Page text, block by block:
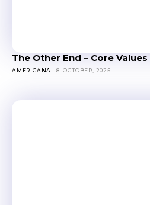
The Other End – Core Values
AMERICANA 8. OCTOBER, 2025